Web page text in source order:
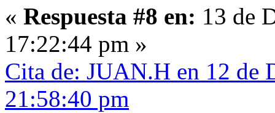
« Respuesta #8 en: 13 de
17:22:44 pm »
Cita de: JUAN.H en 12 de
21:58:40 pm